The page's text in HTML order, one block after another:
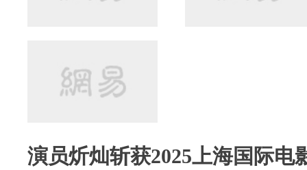
演员炘灿斩获2025上海国际电